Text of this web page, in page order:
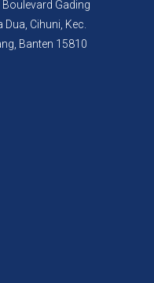
Gading
Cihuni, Kec.
Banten 15810